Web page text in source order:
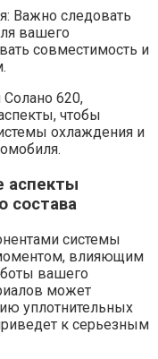
Важно следовать
вашего
совместимость и
620,
чтобы
охлаждения и
аспекты
состава
системы
влияющим
вашего
может
уплотнительных
к серьезным